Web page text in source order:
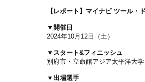
【レポート】マイナビ ツール
▼開催日
2024年10月12日（土）
▼スタート&フィニッシュ
別府市・立命館アジア太平洋大
▼出場選手